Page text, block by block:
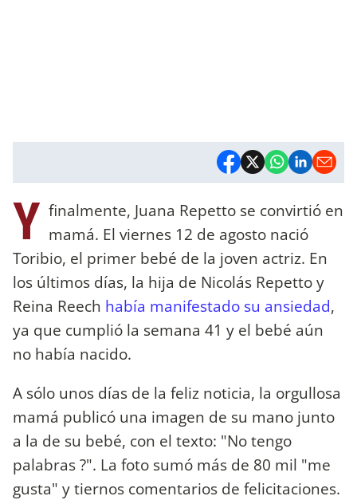
Y finalmente, Juana Repetto se convirtió en
mamá. El viernes 12 de agosto nació
Toribio, el primer bebé de la joven actriz. En
los últimos días, la hija de Nicolás Repetto y
Reina Reech había manifestado su ansiedad,
ya que cumplió la semana 41 y el bebé aún
no había nacido.
A sólo unos días de la feliz noticia, la orgullosa
mamá publicó una imagen de su mano junto
a la de su bebé, con el texto: "No tengo
palabras ?". La foto sumó más de 80 mil "me
gusta" y tiernos comentarios de felicitaciones.